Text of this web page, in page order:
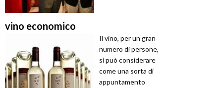
vino economico
Il vino, per un gran
numero di persone,
si può considerare
come una sorta di
appuntamento